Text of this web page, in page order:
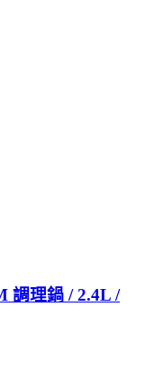
調理鍋 / 2.4L /